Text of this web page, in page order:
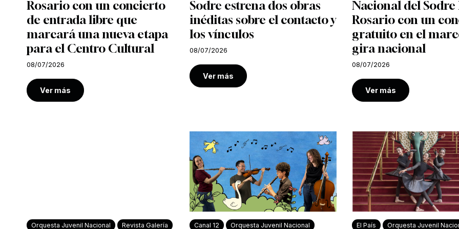
Rosario con un concierto
de entrada libre que
marcará una nueva etapa
para el Centro Cultural
08/07/2026
Ver más
Sodre estrena dos obras
inéditas sobre el contacto y
los vínculos
08/07/2026
Ver más
Nacional del Sodre
Rosario con un
gratuito en el
gira nacional
08/07/2026
Ver más
Orquesta Juvenil Nacional Revista Galería Canal 12 Orquesta Juvenil Nacional El País Orquesta Juvenil